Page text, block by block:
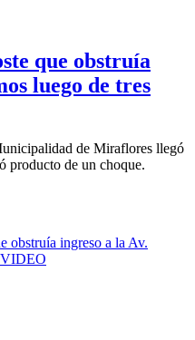
que obstruía
luego de tres
de Miraflores llegó
producto de un choque.